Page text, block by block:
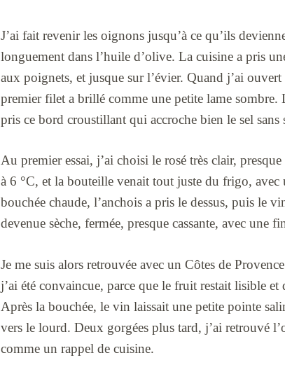
J’ai fait revenir les oignons jusqu’à ce qu’ils
longuement dans l’huile d’olive. La cuisine a pris
aux poignets, et jusque sur l’évier. Quand j’ai
premier filet a brillé comme une petite lame sombre.
pris ce bord croustillant qui accroche bien le sel sans
Au premier essai, j’ai choisi le rosé très clair,
à 6 °C, et la bouteille venait tout juste du frigo, avec
bouchée chaude, l’anchois a pris le dessus, puis le
devenue sèche, fermée, presque cassante, avec une
Je me suis alors retrouvée avec un Côtes de
j’ai été convaincue, parce que le fruit restait lisible
Après la bouchée, le vin laissait une petite pointe
vers le lourd. Deux gorgées plus tard, j’ai retrouvé
comme un rappel de cuisine.